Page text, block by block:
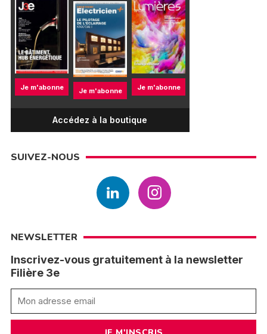
Je m'abonne Je m'abonne Je m'abonne
Accédez à la boutique
SUIVEZ-NOUS
NEWSLETTER
Inscrivez-vous gratuitement à la newsletter
Filière 3e